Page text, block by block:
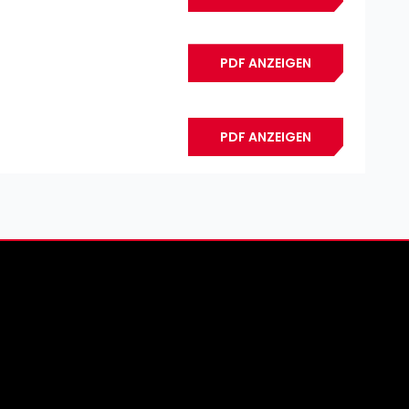
PDF ANZEIGEN
PDF ANZEIGEN